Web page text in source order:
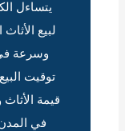
يتساءل
لبيع
وسرعة في
توقيت
قيمة
في